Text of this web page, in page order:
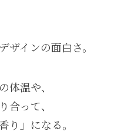
インの面白さ。
体温や、
合って、
り」になる。